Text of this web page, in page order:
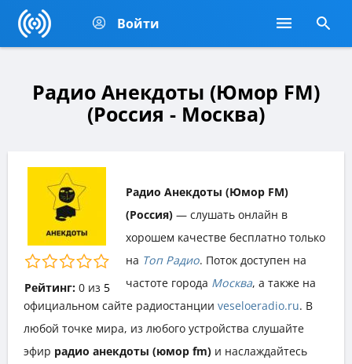
Войти
Радио Анекдоты (Юмор FM)
(Россия - Москва)
Рейтинг: 0из 5
Радио Анекдоты (Юмор FM)
(Россия) — слушать онлайн в
хорошем качестве бесплатно только
на Топ Радио. Поток доступен на
частоте города Москва, а также на
официальном сайте радиостанции veseloeradio.ru. В
любой точке мира, из любого устройства слушайте
эфир радио анекдоты (юмор fm) и наслаждайтесь